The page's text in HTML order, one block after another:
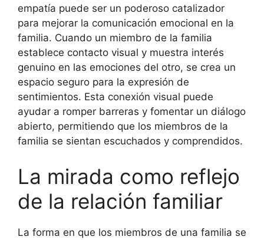
empatía puede ser un poderoso catalizador
para mejorar la comunicación emocional en la
familia. Cuando un miembro de la familia
establece contacto visual y muestra interés
genuino en las emociones del otro, se crea un
espacio seguro para la expresión de
sentimientos. Esta conexión visual puede
ayudar a romper barreras y fomentar un diálogo
abierto, permitiendo que los miembros de la
familia se sientan escuchados y comprendidos.
La mirada como reflejo
de la relación familiar
La forma en que los miembros de una familia se